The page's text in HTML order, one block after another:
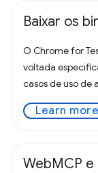
Baixar os
O Chrome for
voltada
casos de uso de
Learn more
WebMCP